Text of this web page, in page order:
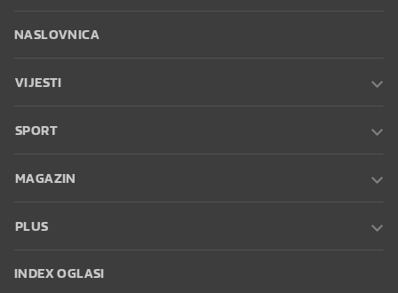
NASLOVNICA
VIJESTI
SPORT
MAGAZIN
PLUS
INDEX OGLASI